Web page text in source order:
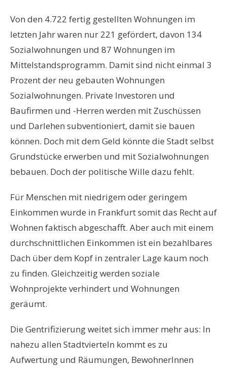
Von den 4.722 fertig gestellten Wohnungen im
letzten Jahr waren nur 221 gefördert, davon 134
Sozialwohnungen und 87 Wohnungen im
Mittelstandsprogramm. Damit sind nicht einmal 3
Prozent der neu gebauten Wohnungen
Sozialwohnungen. Private Investoren und
Baufirmen und -Herren werden mit Zuschüssen
und Darlehen subventioniert, damit sie bauen
können. Doch mit dem Geld könnte die Stadt selbst
Grundstücke erwerben und mit Sozialwohnungen
bebauen. Doch der politische Wille dazu fehlt.
Für Menschen mit niedrigem oder geringem
Einkommen wurde in Frankfurt somit das Recht auf
Wohnen faktisch abgeschafft. Aber auch mit einem
durchschnittlichen Einkommen ist ein bezahlbares
Dach über dem Kopf in zentraler Lage kaum noch
zu finden. Gleichzeitig werden soziale
Wohnprojekte verhindert und Wohnungen
geräumt.
Die Gentrifizierung weitet sich immer mehr aus: In
nahezu allen Stadtvierteln kommt es zu
Aufwertung und Räumungen, BewohnerInnen